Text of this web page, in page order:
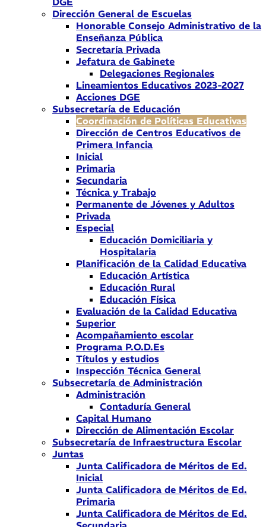
Dirección General de Escuelas
Honorable Consejo Administrativo de la
Enseñanza Pública
Secretaría Privada
Jefatura de Gabinete
Delegaciones Regionales
Lineamientos Educativos 2023-2027
Acciones DGE
Subsecretaría de Educación
Coordinación de Políticas Educativas
Dirección de Centros Educativos de
Primera Infancia
Inicial
Primaria
Secundaria
Técnica y Trabajo
Permanente de Jóvenes y Adultos
Privada
Especial
Educación Domiciliaria y
Hospitalaria
Planificación de la Calidad Educativa
Educación Artística
Educación Rural
Educación Física
Evaluación de la Calidad Educativa
Superior
Acompañamiento escolar
Programa P.O.D.Es
Títulos y estudios
Inspección Técnica General
Subsecretaría de Administración
Administración
Contaduría General
Capital Humano
Dirección de Alimentación Escolar
Subsecretaría de Infraestructura Escolar
Juntas
Junta Calificadora de Méritos de Ed.
Inicial
Junta Calificadora de Méritos de Ed.
Primaria
Junta Calificadora de Méritos de Ed.